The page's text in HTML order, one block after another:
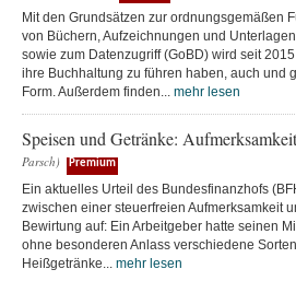
Mit den Grundsätzen zur ordnungsgemäßen
von Büchern, Aufzeichnungen und
sowie zum Datenzugriff (GoBD) wird seit
ihre Buchhaltung zu führen haben, auch und
Form. Außerdem finden... mehr lesen
Speisen und Getränke:
Parsch)
Premium
Ein aktuelles Urteil des Bundesfinanzhofs
zwischen einer steuerfreien Aufmerksamkeit
Bewirtung auf: Ein Arbeitgeber hatte seinen
ohne besonderen Anlass verschiedene
Heißgetränke... mehr lesen